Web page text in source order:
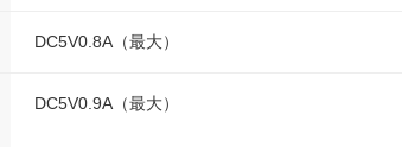
DC5V0.8A（最大）
DC5V0.9A（最大）